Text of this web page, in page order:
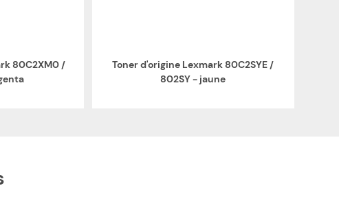
80C2XM0 /
Toner d'origine Lexmark 80C2SYE /
802SY - jaune